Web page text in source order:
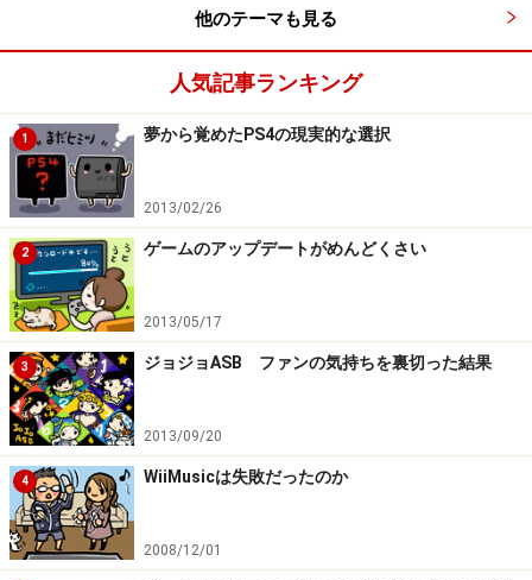
他のテーマも見る
人気記事ランキング
1 夢から覚めたPS4の現実的な選択
2013/02/26
2 ゲームのアップデートがめんどくさい
2013/05/17
3 ジョジョASB ファンの気持ちを裏切った結果
2013/09/20
4 WiiMusicは失敗だったのか
2008/12/01